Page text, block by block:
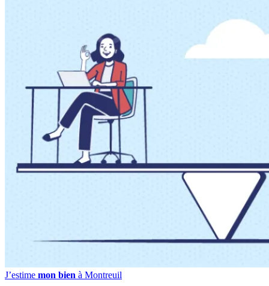
J’estime mon bien à Montreuil